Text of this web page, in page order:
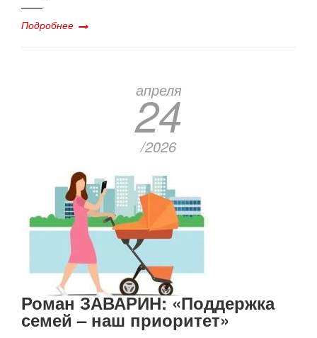
Подробнее
апреля
24
/2026
Роман ЗАВАРИН: «Поддержка
семей – наш приоритет»